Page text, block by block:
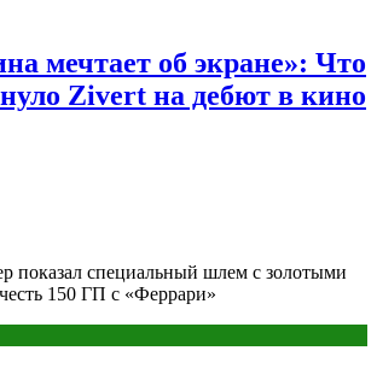
мечтает об экране»: Что
Zivert на дебют в кино
показал специальный шлем с золотыми
150 ГП с «Феррари»